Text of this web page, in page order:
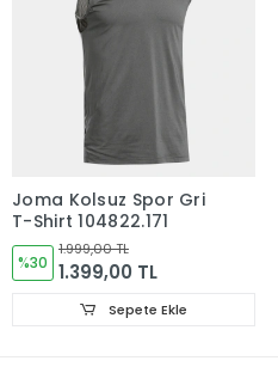
Joma Kolsuz Spor Gri
T-Shirt 104822.171
%30
1.999,00 TL
1.399,00 TL
Sepete Ekle